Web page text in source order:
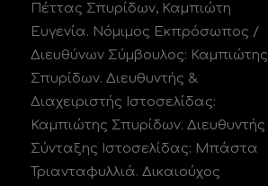
Πέττας Σπυρίδων, Καμπιώτη
Ευγενία. Νόμιμος Εκπρόσωπος /
Διευθύνων Σύμβουλος: Καμπιώτης
Σπυρίδων. Διευθυντής &
Διαχειριστής Ιστοσελίδας:
Καμπιώτης Σπυρίδων. Διευθυντής
Σύνταξης Ιστοσελίδας: Μπάστα
Τριανταφυλλιά. Δικαιούχος